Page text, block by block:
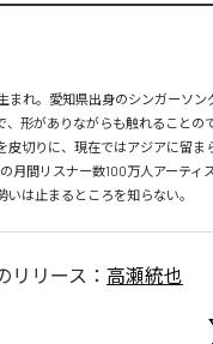
まれ。愛知県出身のシンガーソ
、形がありながらも触れること
皮切りに、現在ではアジアに留
月間リスナー数100万人アーテ
いは止まるところを知らない。
リリース： 高瀬統也